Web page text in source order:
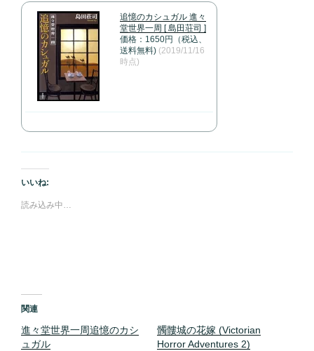
追憶のカシュガル 進々
堂世界一周 [ 島田荘司 ]
価格：1650円（税込、
送料無料) (2019/11/16
時点)
いいね:
読み込み中…
関連
進々堂世界一周追憶のカシ
ュガル
髑髏城の花嫁 (Victorian
Horror Adventures 2)